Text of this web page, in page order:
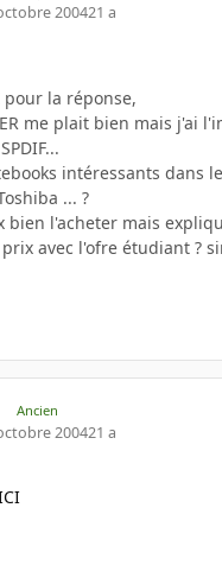
200421 a
pour la réponse,
me plait bien mais j'ai
intéressants dans
... ?
bien l'acheter mais
avec l'ofre étudiant ?
Ancien
200421 a